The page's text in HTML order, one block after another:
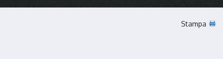
Stampa